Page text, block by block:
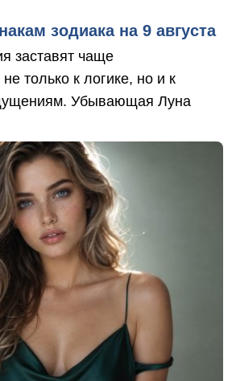
зодиака на 9 августа
заставят чаще
только к логике, но и к
Убывающая Луна